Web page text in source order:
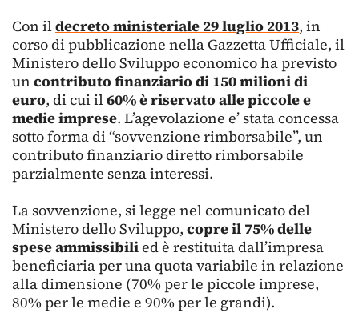
Con ildecreto ministeriale 29 luglio 2013, in
corso di pubblicazione nella Gazzetta Ufficiale, il
Ministero dello Sviluppo economico ha previsto
un contributo finanziario di 150 milioni di
euro, di cui il60% è riservato alle piccole e
medie imprese. L’agevolazione e’ stata concessa
sotto forma di “sovvenzione rimborsabile”, un
contributo finanziario diretto rimborsabile
parzialmente senza interessi.
La sovvenzione, si legge nel comunicato del
Ministero dello Sviluppo, copre il 75% delle
spese ammissibilied è restituita dall’impresa
beneficiaria per una quota variabile in relazione
alla dimensione (70% per le piccole imprese,
80% per le medie e 90% per le grandi).